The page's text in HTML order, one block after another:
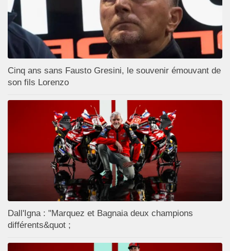
Cinq ans sans Fausto Gresini, le souvenir émouvant de
son fils Lorenzo
Dall'Igna : "Marquez et Bagnaia deux champions
différents&quot ;